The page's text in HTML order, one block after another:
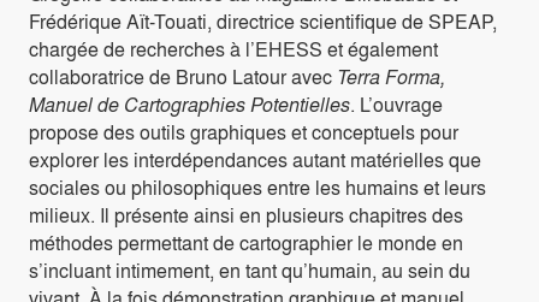
Frédérique Aït-Touati, directrice scientifique de SPEAP,
chargée de recherches à l’EHESS et également
collaboratrice de Bruno Latour avec Terra Forma,
Manuel de Cartographies Potentielles. L’ouvrage
propose des outils graphiques et conceptuels pour
explorer les interdépendances autant matérielles que
sociales ou philosophiques entre les humains et leurs
milieux. Il présente ainsi en plusieurs chapitres des
méthodes permettant de cartographier le monde en
s’incluant intimement, en tant qu’humain, au sein du